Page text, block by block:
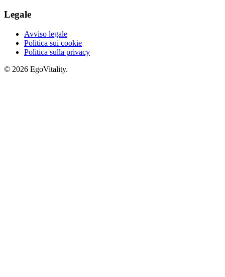
Legale
Avviso legale
Politica sui cookie
Politica sulla privacy
© 2026 EgoVitality.